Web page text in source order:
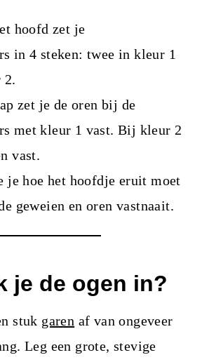
hoofd zet je
in 4 steken: twee in kleur 1
2.
zet je de oren bij de
met kleur 1 vast. Bij kleur 2
vast.
je hoe het hoofdje eruit moet
geweien en oren vastnaait.
je de ogen in?
stuk garen af van ongeveer
Leg een grote, stevige